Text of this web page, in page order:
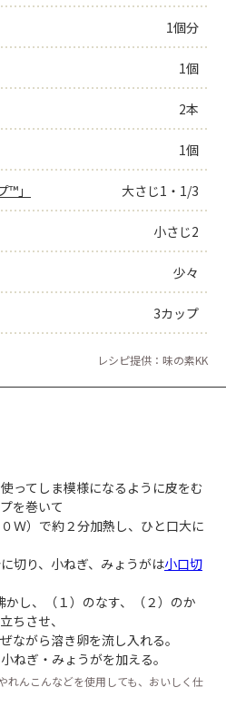
1個分
1個
2本
1個
™」 大さじ1・1/3
小さじ2
少々
3カップ
レシピ提供：味の素KK
ってしま模様になるように皮をむ
を巻いて
Ｗ）で約２分加熱し、ひと口大に
切り、小ねぎ、みょうがは小口切
かし、（１）のなす、（２）のか
ちさせ、
ながら溶き卵を流し入れる。
ねぎ・みょうがを加える。
れんこんなどを使用しても、おいしく仕